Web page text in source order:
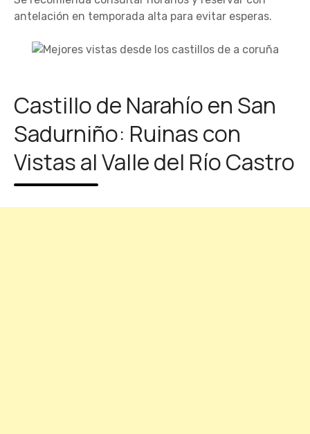
antelación en temporada alta para evitar esperas.
Castillo de Narahío en San
Sadurniño: Ruinas con
Vistas al Valle del Río Castro